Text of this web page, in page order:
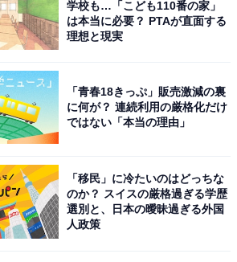
撃の巨人 33巻』
学校も…「こども110番の家」
は本当に必要？ PTAが直面する
理想と現実
「青春18きっぷ」販売激減の裏
に何が？ 連続利用の厳格化だけ
ではない「本当の理由」
「移民」に冷たいのはどっちな
のか？ スイスの厳格過ぎる学歴
選別と、日本の曖昧過ぎる外国
人政策